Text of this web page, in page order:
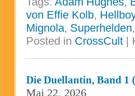
von Effie Kolb, Hellboy
Mignola, Superhelden
Posted in CrossCult |
Die Duellantin, Band 1
Mai 22, 2026